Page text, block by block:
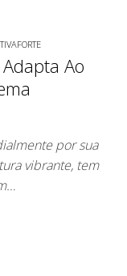
Ao
por sua
vibrante, tem